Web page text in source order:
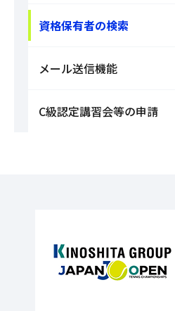
資格保有者の検索
メール送信機能
C級認定講習会等の申請